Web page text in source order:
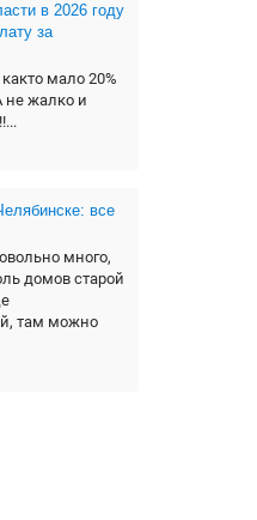
в 2026 году
за
мало 20%
не жалко и
все
много,
домов старой
там можно